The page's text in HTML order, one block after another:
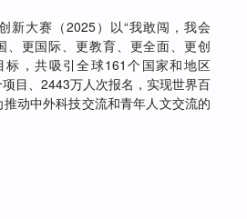
大赛（2025）以“我敢闯，我会
、更国际、更教育、更全面、更创
标，共吸引全球161个国家和地区
目、2443万人次报名，实现世界百
动中外科技交流和青年人文交流的